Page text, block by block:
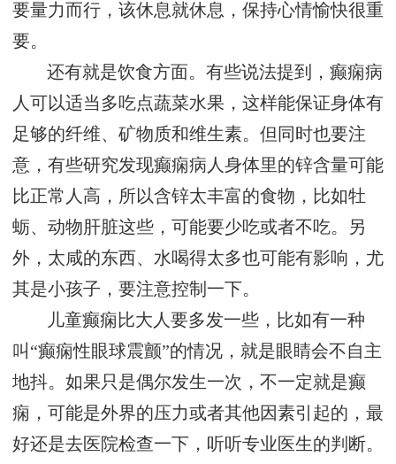
要量力而行，该休息就休息，保持心情愉快很重
要。
还有就是饮食方面。有些说法提到，癫痫病
人可以适当多吃点蔬菜水果，这样能保证身体有
足够的纤维、矿物质和维生素。但同时也要注
意，有些研究发现癫痫病人身体里的锌含量可能
比正常人高，所以含锌太丰富的食物，比如牡
蛎、动物肝脏这些，可能要少吃或者不吃。另
外，太咸的东西、水喝得太多也可能有影响，尤
其是小孩子，要注意控制一下。
儿童癫痫比大人要多发一些，比如有一种
叫“癫痫性眼球震颤”的情况，就是眼睛会不自主
地抖。如果只是偶尔发生一次，不一定就是癫
痫，可能是外界的压力或者其他因素引起的，最
好还是去医院检查一下，听听专业医生的判断。